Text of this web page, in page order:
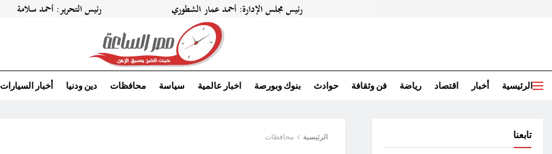
الرئيسية أخبار اقتصاد رياضة فن وثقافة حوادث بنوك وبورصة اخبار عالمية سياسة محافظات دين ودنيا أخبار السيارات
الرئيسية محافظات تابعنا